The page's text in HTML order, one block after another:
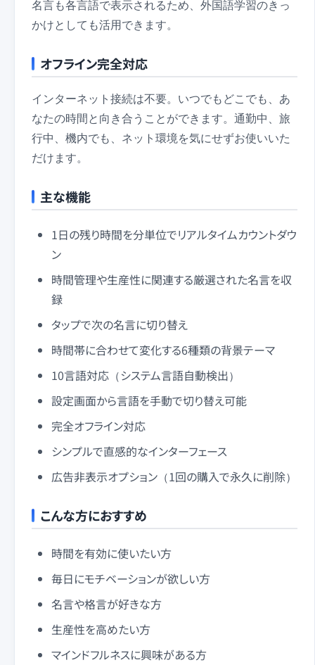
名言も各言語で表示されるため、外国語学習のきっ
かけとしても活用できます。
オフライン完全対応
インターネット接続は不要。いつでもどこでも、あ
なたの時間と向き合うことができます。通勤中、旅
行中、機内でも、ネット環境を気にせずお使いいた
だけます。
主な機能
1日の残り時間を分単位でリアルタイムカウントダウ
ン
時間管理や生産性に関連する厳選された名言を収
録
タップで次の名言に切り替え
時間帯に合わせて変化する6種類の背景テーマ
10言語対応（システム言語自動検出）
設定画面から言語を手動で切り替え可能
完全オフライン対応
シンプルで直感的なインターフェース
広告非表示オプション（1回の購入で永久に削除）
こんな方におすすめ
時間を有効に使いたい方
毎日にモチベーションが欲しい方
名言や格言が好きな方
生産性を高めたい方
マインドフルネスに興味がある方